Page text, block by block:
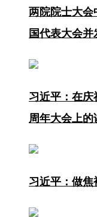
两院院士大会
国代表大会
习近平：在庆
周年大会上的
习近平：做